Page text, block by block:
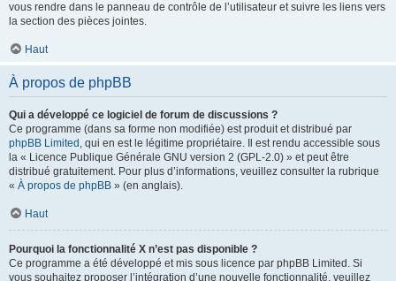
vous rendre dans le panneau de contrôle de l’utilisateur et suivre les liens vers
la section des pièces jointes.
Haut
À propos de phpBB
Qui a développé ce logiciel de forum de discussions ?
Ce programme (dans sa forme non modifiée) est produit et distribué par
phpBB Limited , qui en est le légitime propriétaire. Il est rendu accessible sous
la « Licence Publique Générale GNU version 2 (GPL-2.0) » et peut être
distribué gratuitement. Pour plus d’informations, veuillez consulter la rubrique
« À propos de phpBB » (en anglais).
Haut
Pourquoi la fonctionnalité X n’est pas disponible ?
Ce programme a été développé et mis sous licence par phpBB Limited. Si
vous souhaitez proposer l’intégration d’une nouvelle fonctionnalité, veuillez